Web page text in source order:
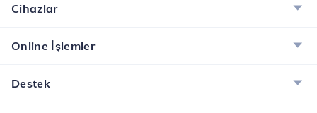
Cihazlar
Online İşlemler
Destek